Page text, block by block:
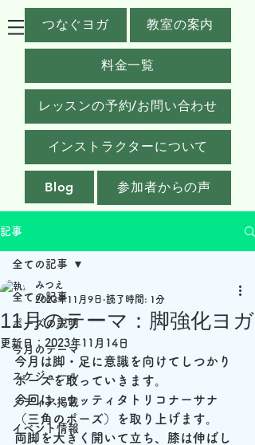
つなぐヨガ 教室の案内
料金一覧
レッスンの予約/お問い合わせ
インストラクターについて
Blog 参加者からの声
記事
全ての記事
ポーズの説明
今月のテーマ
スケジュール
メディア掲載
イベント情報
全ての記事
11月のテーマ：脚強化ヨガ
みつえ
2023年11月9日 読了時間: 1分
更新日： 2023年11月14日
今月は脚・足に意識を向けてしつかり
ポーズを取っていきます。
今回は、ウッティタトリコナーサナ
（三角のポーズ）を取り上げます。
両脚を大きく開いて立ち、膝は伸ばし